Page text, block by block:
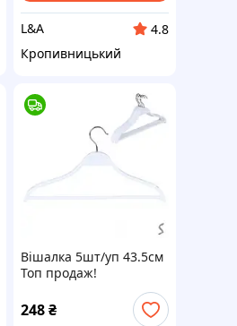
L&A
4.8
Кропивницький
Вішалка 5шт/уп 43.5см
Топ продаж!
248₴